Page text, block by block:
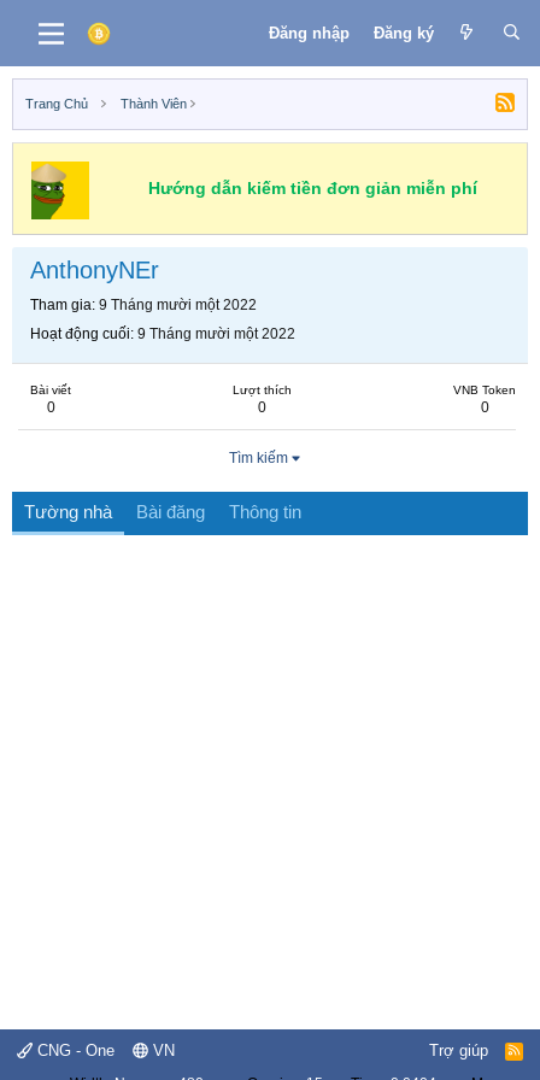
Đăng nhập Đăng ký
Trang Chủ Thành Viên
Hướng dẫn kiếm tiền đơn giản miễn phí
AnthonyNEr
Tham gia 9 Tháng mười một 2022
Hoạt động cuối 9 Tháng mười một 2022
Bài viết
0
Lượt thích
0
VNB Token
0
Tìm kiếm
Tường nhà Bài đăng Thông tin
CNG - One VN Trợ giúp
R